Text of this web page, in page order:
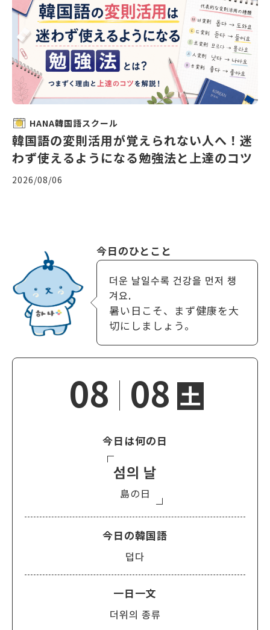
HANA韓国語スクール
韓国語の変則活用が覚えられない人へ！迷
わず使えるようになる勉強法と上達のコツ
2026/08/06
今日のひとこと
더운 날일수록 건강을 먼저 챙
겨요.
暑い日こそ、まず健康を大
切にしましょう。
08 08 土
今日は何の日
섬의 날
島の日
今日の韓国語
덥다
一日一文
더위의 종류